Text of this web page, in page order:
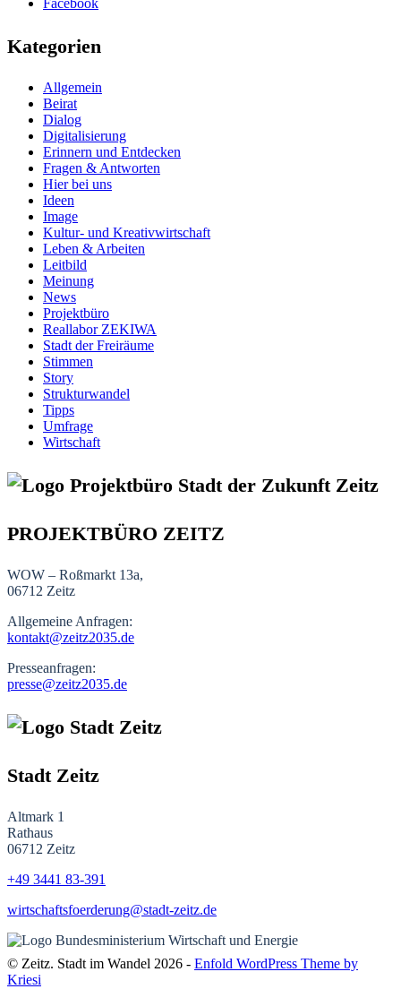
Facebook
Kategorien
Allgemein
Beirat
Dialog
Digitalisierung
Erinnern und Entdecken
Fragen & Antworten
Hier bei uns
Ideen
Image
Kultur- und Kreativwirtschaft
Leben & Arbeiten
Leitbild
Meinung
News
Projektbüro
Reallabor ZEKIWA
Stadt der Freiräume
Stimmen
Story
Strukturwandel
Tipps
Umfrage
Wirtschaft
PROJEKTBÜRO ZEITZ
WOW – Roßmarkt 13a,
06712 Zeitz
Allgemeine Anfragen:
kontakt@zeitz2035.de
Presseanfragen:
presse@zeitz2035.de
Stadt Zeitz
Altmark 1
Rathaus
06712 Zeitz
+49 3441 83-391
wirtschaftsfoerderung@stadt-zeitz.de
© Zeitz. Stadt im Wandel 2026 - Enfold WordPress Theme by
Kriesi